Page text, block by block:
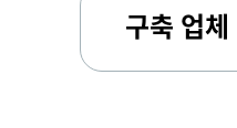
구축 업체